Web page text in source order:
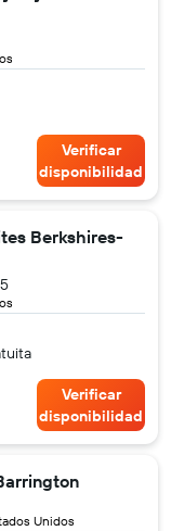
Verificar
disponibilidad
Berkshires-
Verificar
disponibilidad
Unidos